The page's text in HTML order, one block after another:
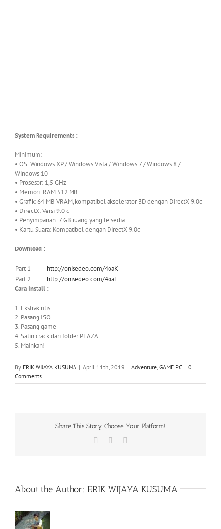
System Requirements :
Minimum:
• OS: Windows XP / Windows Vista / Windows 7 / Windows 8 /
Windows 10
• Prosesor: 1,5 GHz
• Memori: RAM 512 MB
• Grafik: 64 MB VRAM, kompatibel akselerator 3D dengan DirectX 9.0c
• DirectX: Versi 9.0 c
• Penyimpanan: 7 GB ruang yang tersedia
• Kartu Suara: Kompatibel dengan DirectX 9.0c
Download :
Part 1
http://onisedeo.com/4oaK
Part 2
http://onisedeo.com/4oaL
Cara Install :
1. Ekstrak rilis
2. Pasang ISO
3. Pasang game
4. Salin crack dari folder PLAZA
5. Mainkan!
By ERIK WIJAYA KUSUMA | April 11th, 2019 | Adventure, GAME PC | 0
Comments
Share This Story, Choose Your Platform!
Facebook
About the Author: ERIK WIJAYA KUSUMA